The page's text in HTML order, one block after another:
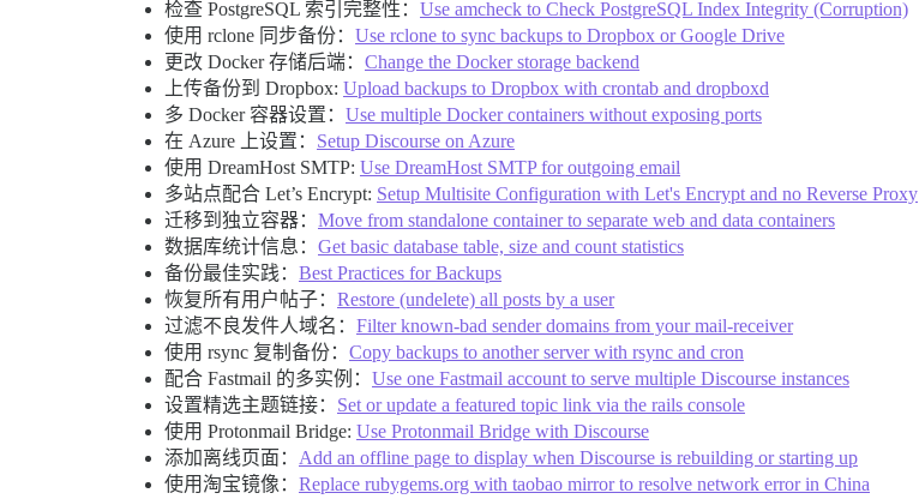
检查 PostgreSQL 索引完整性： Use amcheck to Check PostgreSQL Index Integrity (Corruption)
使用 rclone 同步备份： Use rclone to sync backups to Dropbox or Google Drive
更改 Docker 存储后端： Change the Docker storage backend
上传备份到 Dropbox: Upload backups to Dropbox with crontab and dropboxd
多 Docker 容器设置： Use multiple Docker containers without exposing ports
在 Azure 上设置： Setup Discourse on Azure
使用 DreamHost SMTP: Use DreamHost SMTP for outgoing email
多站点配合 Let’s Encrypt: Setup Multisite Configuration with Let's Encrypt and no Reverse Proxy
迁移到独立容器： Move from standalone container to separate web and data containers
数据库统计信息： Get basic database table, size and count statistics
备份最佳实践： Best Practices for Backups
恢复所有用户帖子： Restore (undelete) all posts by a user
过滤不良发件人域名： Filter known-bad sender domains from your mail-receiver
使用 rsync 复制备份： Copy backups to another server with rsync and cron
配合 Fastmail 的多实例： Use one Fastmail account to serve multiple Discourse instances
设置精选主题链接： Set or update a featured topic link via the rails console
使用 Protonmail Bridge: Use Protonmail Bridge with Discourse
添加离线页面： Add an offline page to display when Discourse is rebuilding or starting up
使用淘宝镜像： Replace rubygems.org with taobao mirror to resolve network error in China